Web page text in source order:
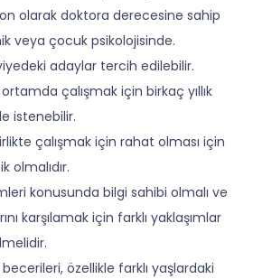
olarak doktora derecesine sahip
veya çocuk psikolojisinde.
adaylar tercih edilebilir.
çalışmak için birkaç yıllık
istenebilir.
çalışmak için rahat olması için
olmalıdır.
konusunda bilgi sahibi olmalı ve
karşılamak için farklı yaklaşımlar
özellikle farklı yaşlardaki